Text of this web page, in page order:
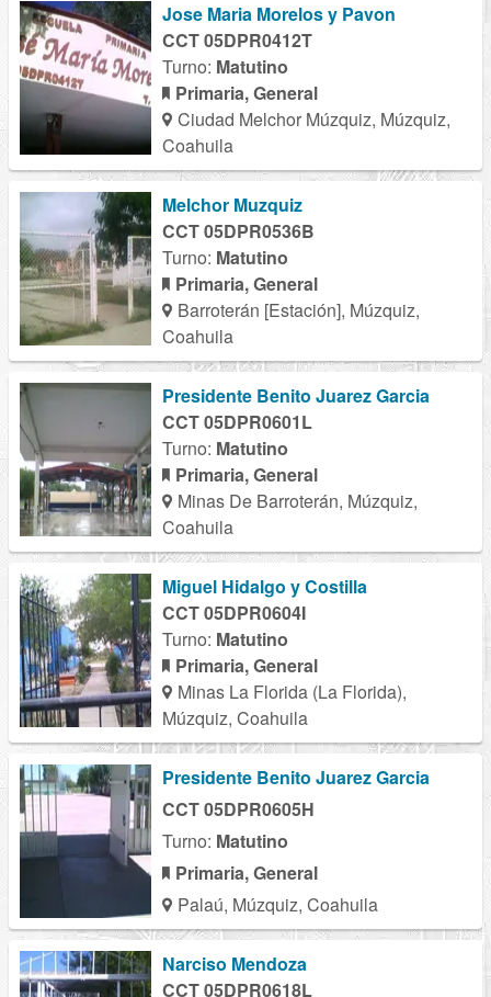
Jose Maria Morelos y Pavon
CCT 05DPR0412T
Turno: Matutino
Primaria, General
Ciudad Melchor Múzquiz, Múzquiz,
Coahuila
Melchor Muzquiz
CCT 05DPR0536B
Turno: Matutino
Primaria, General
Barroterán [Estación], Múzquiz,
Coahuila
Presidente Benito Juarez Garcia
CCT 05DPR0601L
Turno: Matutino
Primaria, General
Minas De Barroterán, Múzquiz,
Coahuila
Miguel Hidalgo y Costilla
CCT 05DPR0604I
Turno: Matutino
Primaria, General
Minas La Florida (La Florida),
Múzquiz, Coahuila
Presidente Benito Juarez Garcia
CCT 05DPR0605H
Turno: Matutino
Primaria, General
Palaú, Múzquiz, Coahuila
Narciso Mendoza
CCT 05DPR0618L